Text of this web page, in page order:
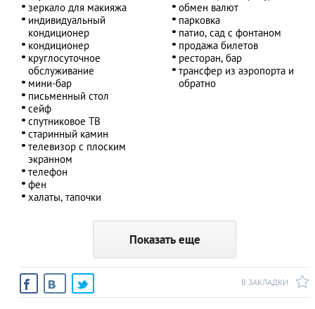
зеркало для макияжа
индивидуальный
кондиционер
кондиционер
круглосуточное
обслуживание
мини-бар
письменный стол
сейф
спутниковое ТВ
старинный камин
телевизор с плоским
экранном
телефон
фен
халаты, тапочки
обмен валют
парковка
патио, сад с фонтаном
продажа билетов
ресторан, бар
трансфер из аэропорта и
обратно
Показать еще
В ЗАКЛАДКИ